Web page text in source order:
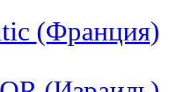
(Франция)